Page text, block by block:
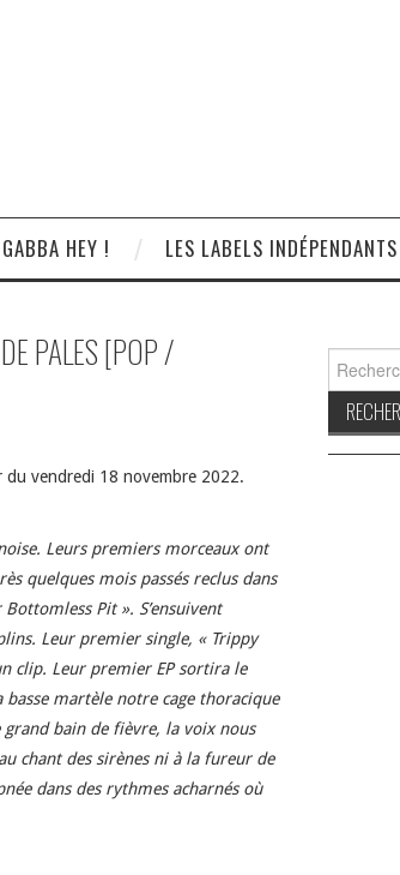
HEY ! LES LABELS INDÉPENDANTS
PALES [POP /
du vendredi 18 novembre 2022.
Leurs premiers morceaux ont
quelques mois passés reclus dans
Pit ». S’ensuivent
Leur premier single, « Trippy
clip. Leur premier EP sortira le
martèle notre cage thoracique
bain de fièvre, la voix nous
chant des sirènes ni à la fureur de
dans des rythmes acharnés où